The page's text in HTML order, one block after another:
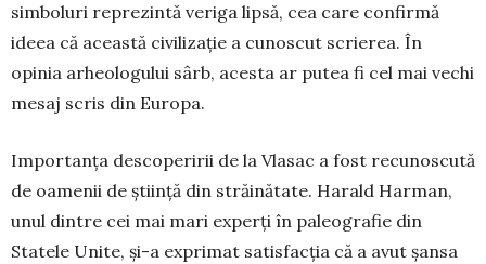
sim­boluri re­pre­zintă ve­riga lipsă, cea care con­firmă
ideea că această civi­lizaţie a cunoscut scrierea. În
opinia arheo­logului sârb, acesta ar pu­tea fi cel mai vechi
me­saj scris din Eu­ropa.
Importanţa desco­peririi de la Vlasac a fost re­cu­nos­cută
de oamenii de ştiinţă din străi­nătate. Harald Har­man,
unul dintre cei mai mari experţi în paleo­gra­fie din
Statele Unite, şi-a ex­primat satisfacția că a avut şansa